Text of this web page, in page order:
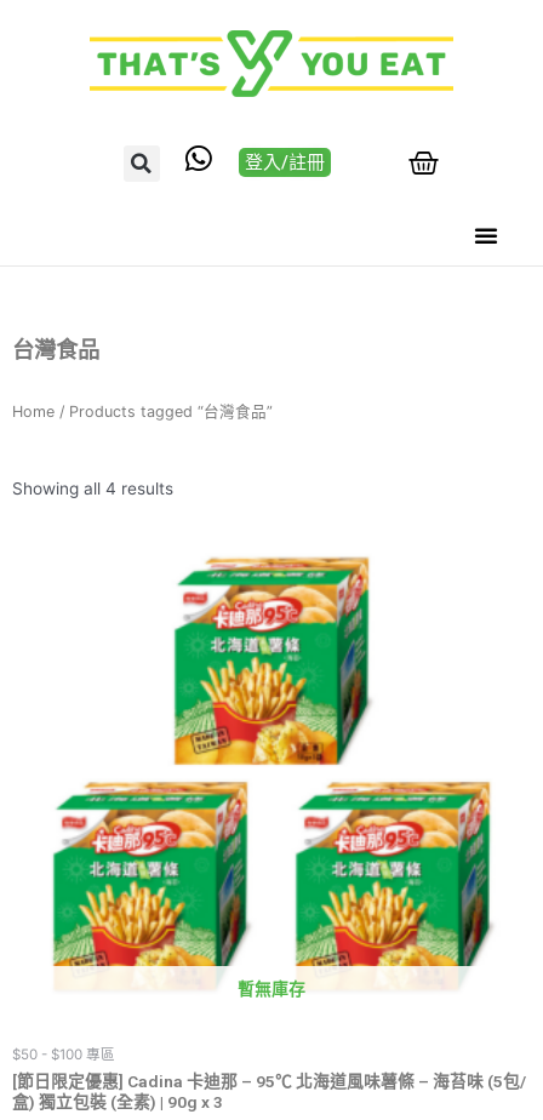
登入/註冊
台灣食品
Home / Products tagged “台灣食品”
Showing all 4 results
暫無庫存
$50 - $100 專區
[節日限定優惠] Cadina 卡迪那 – 95℃ 北海道風味薯條 – 海苔味 (5包/
盒) 獨立包裝 (全素) | 90g x 3